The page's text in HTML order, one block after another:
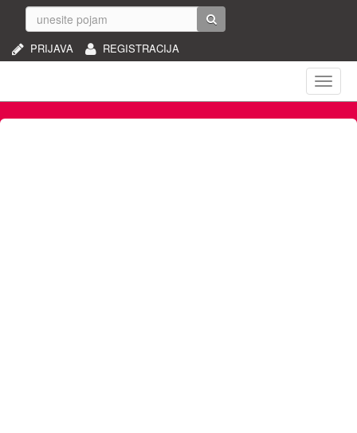
REGISTRACIJA
PRIJAVA